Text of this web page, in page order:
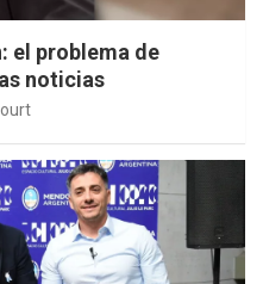
el problema de
noticias